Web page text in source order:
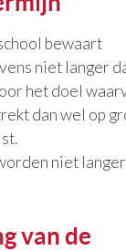
bewaart
niet langer
het doel
dan wel op
niet
van de